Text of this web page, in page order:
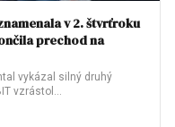
v 2. štvrťroku
prechod na
vykázal silný druhý
vzrástol…